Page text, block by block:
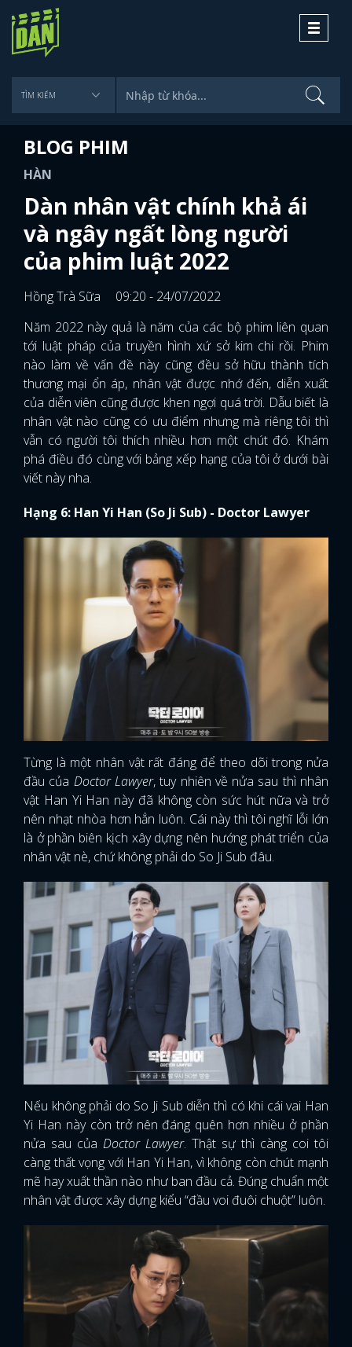
Toggle
BLOG PHIM
HÀN
Dàn nhân vật chính khả ái
và ngây ngất lòng người
của phim luật 2022
Hồng Trà Sữa
09:20 - 24/07/2022
Năm 2022 này quả là năm của các bộ phim liên quan
tới luật pháp của truyền hình xứ sở kim chi rồi. Phim
nào làm về vấn đề này cũng đều sở hữu thành tích
thương mại ổn áp, nhân vật được nhớ đến, diễn xuất
của diễn viên cũng được khen ngợi quá trời. Dẫu biết là
nhân vật nào cũng có ưu điểm nhưng mà riêng tôi thì
vẫn có người tôi thích nhiều hơn một chút đó. Khám
phá điều đó cùng với bảng xếp hạng của tôi ở dưới bài
viết này nha.
Hạng 6: Han Yi Han (So Ji Sub) - Doctor Lawyer
Từng là một nhân vật rất đáng để theo dõi trong nửa
đầu của Doctor Lawyer, tuy nhiên về nửa sau thì nhân
vật Han Yi Han này đã không còn sức hút nữa và trở
nên nhạt nhòa hơn hẳn luôn. Cái này thì tôi nghĩ lỗi lớn
là ở phần biên kịch xây dựng nên hướng phát triển của
nhân vật nè, chứ không phải do So Ji Sub đâu.
Nếu không phải do So Ji Sub diễn thì có khi cái vai Han
Yi Han này còn trở nên đáng quên hơn nhiều ở phần
nửa sau của Doctor Lawyer. Thật sự thì càng coi tôi
càng thất vọng với Han Yi Han, vì không còn chút mạnh
mẽ hay xuất thần nào như ban đầu cả. Đúng chuẩn một
nhân vật được xây dựng kiểu “đầu voi đuôi chuột” luôn.